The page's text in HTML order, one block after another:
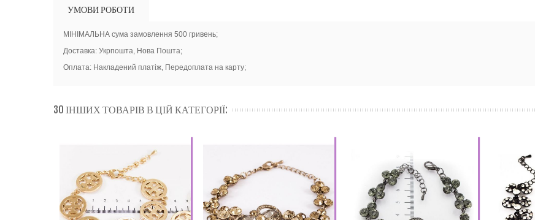
УМОВИ РОБОТИ
МІНІМАЛЬНА сума замовлення 500 гривень;
Доставка: Укрпошта, Нова Пошта;
Оплата: Накладений платіж, Передоплата на карту;
30 ІНШИХ ТОВАРІВ В ЦІЙ КАТЕГОРІЇ: